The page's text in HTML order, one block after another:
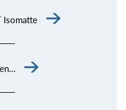
Isomatte